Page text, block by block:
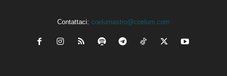
Contattaci: coelumastro@coelum.com